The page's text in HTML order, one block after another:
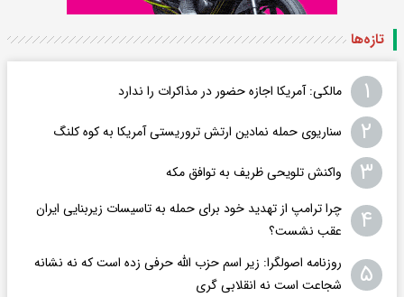
تازه‌ها
۱ مالکی: آمریکا اجازه حضور در مذاکرات را ندارد
۲ سناریوی حمله نمادین ارتش تروریستی آمریکا به کوه کلنگ
۳ واکنش تلویحی ظریف به توافق مکه
۴
چرا ترامپ از تهدید خود برای حمله به تاسیسات زیربنایی ایران
عقب نشست؟
۵
روزنامه اصولگرا: زیر اسم حزب الله حرفی زده است که نه نشانه
شجاعت است نه انقلابی گری